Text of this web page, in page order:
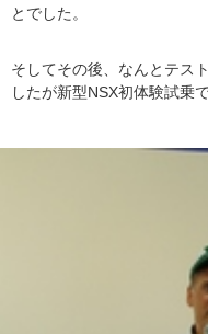
とでした。
そしてその後、なんとテス
したが新型NSX初体験試乗で